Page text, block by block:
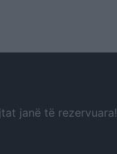
janë të rezervuara!